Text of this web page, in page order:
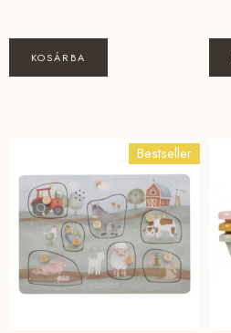
KOSÁRBA
Bestseller